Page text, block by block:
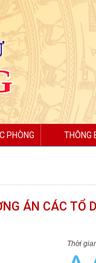
PHÒNG THÔNG
ÁN CÁC TỔ